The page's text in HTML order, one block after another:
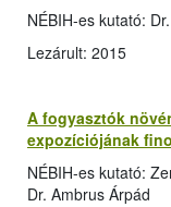
NÉBIH-es kutató:
Lezárult: 2015
A fogyasztók
expozíciójának
NÉBIH-es kutató:
Dr. Ambrus Árpád